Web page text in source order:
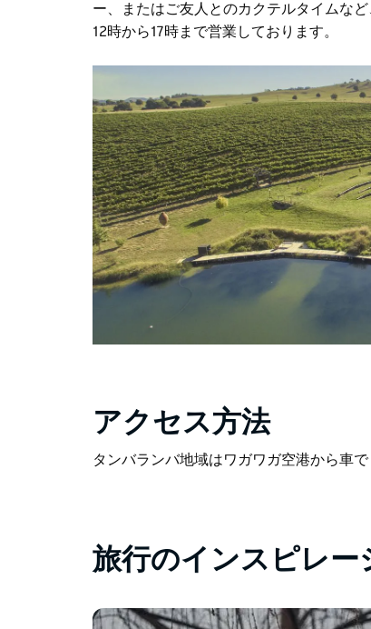
ー、またはご友人とのカクテルタイムな
12時から17時まで営業しております。
アクセス方法
タンバランバ地域はワガワガ空港から車
旅行のインスピレー